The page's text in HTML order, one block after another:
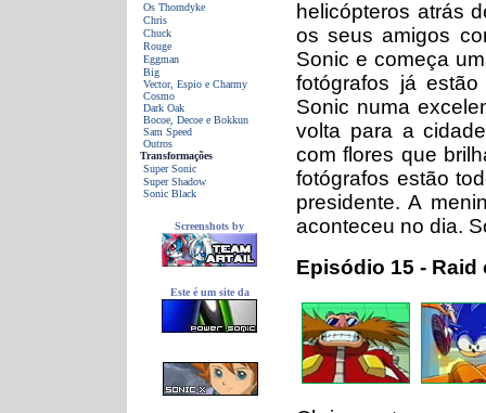
Os Thorndyke
Chris
Chuck
Rouge
Eggman
Big
Vector, Espio e Charmy
Cosmo
Dark Oak
Bocoe, Decoe e Bokkun
Sam Speed
Outros
Transformações
Super Sonic
Super Shadow
Sonic Black
Screenshots by
Este é um site da
-
-
-
-
helicópteros atrás
os seus amigos
Sonic e começa
fotógrafos já
Sonic numa
volta para a
com flores que
fotógrafos estão
presidente. A
aconteceu no dia.
Episódio 15 -